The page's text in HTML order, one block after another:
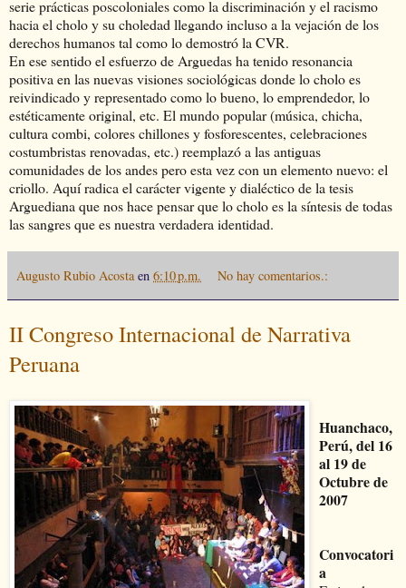
serie prácticas poscoloniales como la discriminación y el racismo
hacia el cholo y su choledad llegando incluso a la vejación de los
derechos humanos tal como lo demostró la CVR.
En ese sentido el esfuerzo de Arguedas ha tenido resonancia
positiva en las nuevas visiones sociológicas donde lo cholo es
reivindicado y representado como lo bueno, lo emprendedor, lo
estéticamente original, etc. El mundo popular (música, chicha,
cultura combi, colores chillones y fosforescentes, celebraciones
costumbristas renovadas, etc.) reemplazó a las antiguas
comunidades de los andes pero esta vez con un elemento nuevo: el
criollo. Aquí radica el carácter vigente y dialéctico de la tesis
Arguediana que nos hace pensar que lo cholo es la síntesis de todas
las sangres que es nuestra verdadera identidad.
Augusto Rubio Acosta en 6:10 p.m. No hay comentarios.:
II Congreso Internacional de Narrativa
Peruana
Huanchaco,
Perú, del 16
al 19 de
Octubre de
2007
Convocatori
a